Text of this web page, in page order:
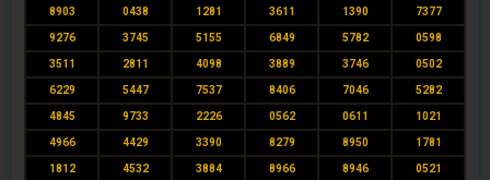
8903 0438 1281 3611 1390 7377
9276 3745 5155 6849 5782 0598
3511 2811 4098 3889 3746 0502
6229 5447 7537 8406 7046 5282
4845 9733 2226 0562 0611 1021
4966 4429 3390 8279 8950 1781
1812 4532 3884 8966 8946 0521